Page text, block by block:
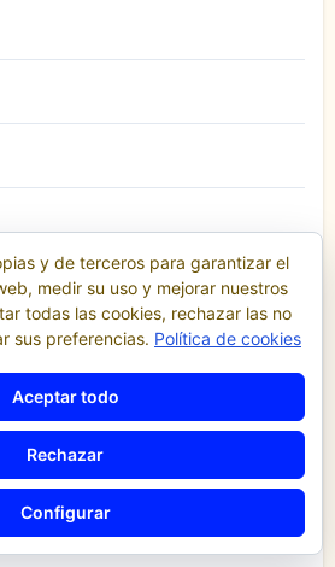
y de terceros para garantizar el
medir su uso y mejorar nuestros
todas las cookies, rechazar las no
sus preferencias. Política de cookies
Aceptar todo
Rechazar
Configurar